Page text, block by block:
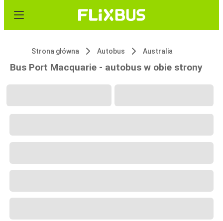
Strona główna Autobus Australia
Bus Port Macquarie - autobus w obie strony